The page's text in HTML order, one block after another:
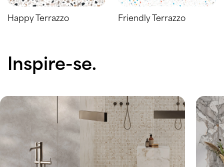
Happy Terrazzo Friendly Terrazzo
Inspire-se.